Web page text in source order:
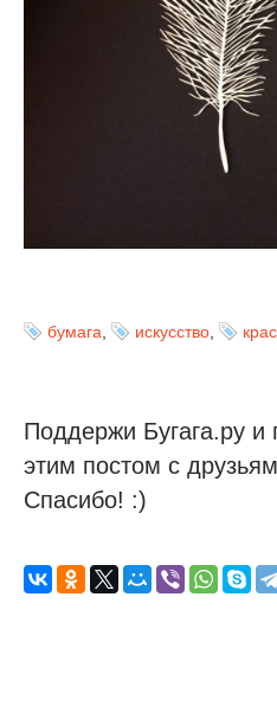
бумага искусство
Поддержи Бугага.ру и
этим постом с
Спасибо! :)